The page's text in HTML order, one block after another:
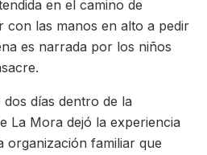
en el camino de
con las manos en alto a pedir
es narrada por los niños
días dentro de la
La Mora dejó la experiencia
organización familiar que